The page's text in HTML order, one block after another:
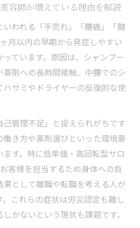
してから対処」では遅いので
を深める労災の壁に注意しよ
が個人の責任とされやすい現
が知るべき労災申請の難しさ
悩みが解決しにくい業界構造
努力」ではなく「働き方と環
ムやサポーターは対症療法に
本当に効くのは、身体を酷使
そのものへと環境を変えるこ
容師が増えている理由を解説
われる「手荒れ」「腰痛」「腱
月以内の早期から発症しやすい
ています。原因は、シャンプー
剤への長時間接触、中腰でのシ
ハサミやドライヤーの反復的な使
管理不足」と捉えられがちです
き方や薬剤選びといった環境要
す。特に低単価・高回転型サロ
客様を担当するため身体への負
として離職や転職を考える人が
これらの症状は労災認定も難し
かないという現状も課題です。